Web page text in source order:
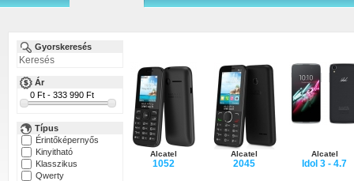
Gyorskeresés
Ár
Típus
Érintőképernyős
Kinyitható
Klasszikus
Qwerty
Alcatel
1052
Alcatel
2045
Alcatel
Idol 3 - 4.7